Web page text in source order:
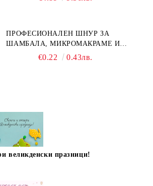
ПРОФЕСИОНАЛЕН ШНУР ЗА
ШАМБАЛА, МИКРОМАКРАМЕ И
ВЪЗЛИ,GRIFFIN, ЦВЯТ ЛЮЛЯК1ММ
€0.22 0.43лв.
великденски празници!